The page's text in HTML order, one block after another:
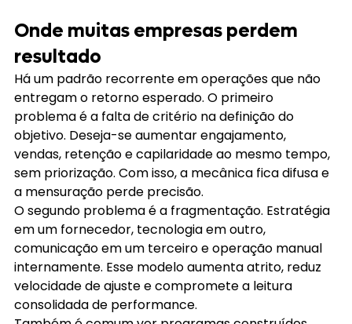
Onde muitas empresas perdem
resultado
Há um padrão recorrente em operações que não
entregam o retorno esperado. O primeiro
problema é a falta de critério na definição do
objetivo. Deseja-se aumentar engajamento,
vendas, retenção e capilaridade ao mesmo tempo,
sem priorização. Com isso, a mecânica fica difusa e
a mensuração perde precisão.
O segundo problema é a fragmentação. Estratégia
em um fornecedor, tecnologia em outro,
comunicação em um terceiro e operação manual
internamente. Esse modelo aumenta atrito, reduz
velocidade de ajuste e compromete a leitura
consolidada de performance.